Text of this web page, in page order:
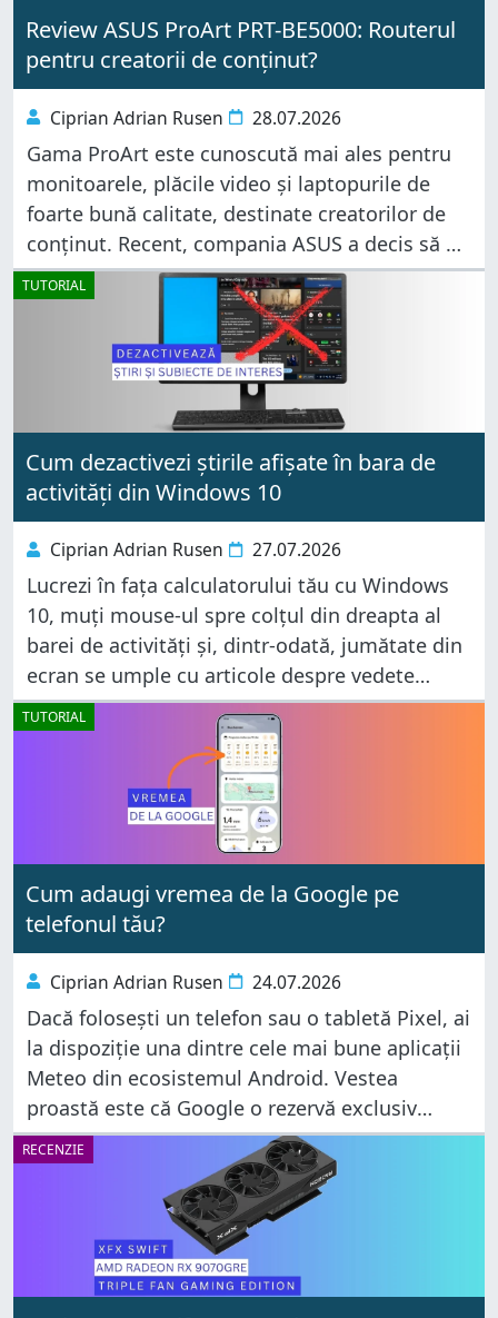
Review ASUS ProArt PRT-BE5000: Routerul
pentru creatorii de conținut?
Ciprian Adrian Rusen 28.07.2026
Gama ProArt este cunoscută mai ales pentru
monitoarele, plăcile video și laptopurile de
foarte bună calitate, destinate creatorilor de
conținut. Recent, compania ASUS a decis să o
extindă cu o nouă categorie de produse:
routere și switch-uri. ProArt PRT-BE5000 este
TUTORIAL
Cum dezactivezi știrile afișate în bara de
activități din Windows 10
Ciprian Adrian Rusen 27.07.2026
Lucrezi în fața calculatorului tău cu Windows
10, muți mouse-ul spre colțul din dreapta al
barei de activități și, dintr-odată, jumătate din
ecran se umple cu articole despre vedete
internaționale, scandaluri politice și sfaturi de
sănătate îndoielnice. Nu ai dat
TUTORIAL
Cum adaugi vremea de la Google pe
telefonul tău?
Ciprian Adrian Rusen 24.07.2026
Dacă folosești un telefon sau o tabletă Pixel, ai
la dispoziție una dintre cele mai bune aplicații
Meteo din ecosistemul Android. Vestea
proastă este că Google o rezervă exclusiv
dispozitivelor sale, așa că nu o poți instala pe
telefoanele produse
RECENZIE